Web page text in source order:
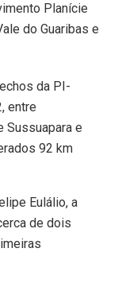
Planície
do Guaribas e
da PI-
entre
Sussuapara e
92 km
Eulálio, a
de dois